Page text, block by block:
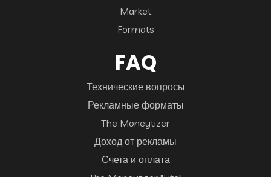
Market
Formats
FAQ
Технические вопросы
Рекламные форматы
The Moneytizer
Доход от рекламы
Счета и оплата